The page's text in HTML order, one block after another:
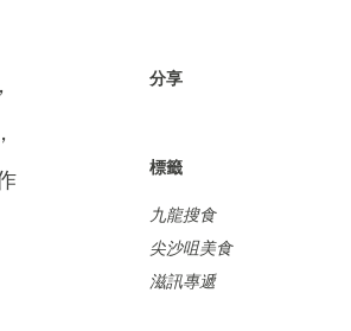
分享
標籤
九龍搜食
尖沙咀美食
滋訊專遞